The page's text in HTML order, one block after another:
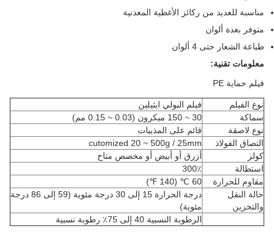
مناسبة للعديد من ركائز الأغطية المعدنية
متوفر بعدة ألوان
طباعة الشعار حتى 4 ألوان
معلومات تقنية:
فيلم حماية PE
نوع الفيلم
فيلم البولي ايثيلين
سماكة
30 ~ 150 ميكرون (0.03 ~ 0.15 مم)
نوع لاصقة
قائم على المذيبات
التصاق الفولاذ
cutomized 20 ~ 500g / 25mm
كولر
أزرق أو أبيض أو مخصص متاح
استطالة
300٪
مقاوم للحرارة
60 ℃ (140 ℉)
حالة النقل
والتخزين
درجة الحرارة 15 إلى 30 درجة مئوية (59 إلى 86 درجة
مئوية)
الرطوبة النسبية 40 إلى 75٪ رطوبة نسبية